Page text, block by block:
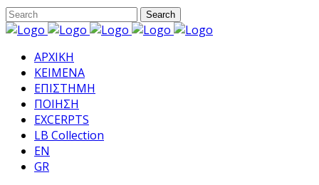
ΑΡΧΙΚΗ
ΚΕΙΜΕΝΑ
ΕΠΙΣΤΗΜΗ
ΠΟΙΗΣΗ
EXCERPTS
LB Collection
EN
GR